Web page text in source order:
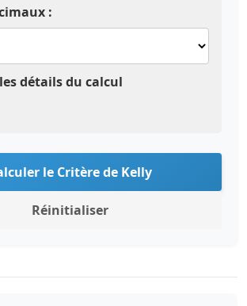
:
détails du calcul
le Critère de Kelly
Réinitialiser